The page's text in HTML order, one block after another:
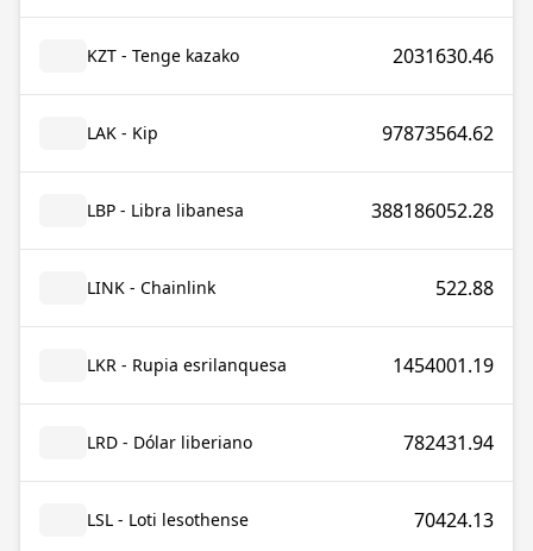
KZT - Tenge kazako 2031630.46
LAK - Kip 97873564.62
LBP - Libra libanesa 388186052.28
LINK - Chainlink 522.88
LKR - Rupia esrilanquesa 1454001.19
LRD - Dólar liberiano 782431.94
LSL - Loti lesothense 70424.13